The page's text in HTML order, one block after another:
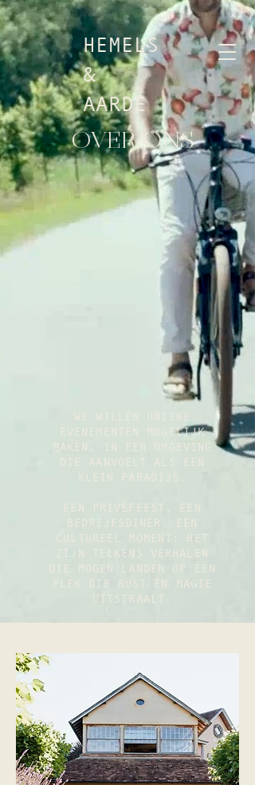
HEMELS
&
AARDE
OVER ONS
WE WILLEN UNIEKE
EVENEMENTEN MOGELIJK
MAKEN, IN EEN OMGEVING
DIE AANVOELT ALS EEN
KLEIN PARADIJS.
EEN PRIVÉFEEST, EEN
BEDRIJFSDINER, EEN
CULTUREEL MOMENT: HET
ZIJN TELKENS VERHALEN
DIE MOGEN LANDEN OP EEN
PLEK DIE RUST ÉN MAGIE
UITSTRAALT.